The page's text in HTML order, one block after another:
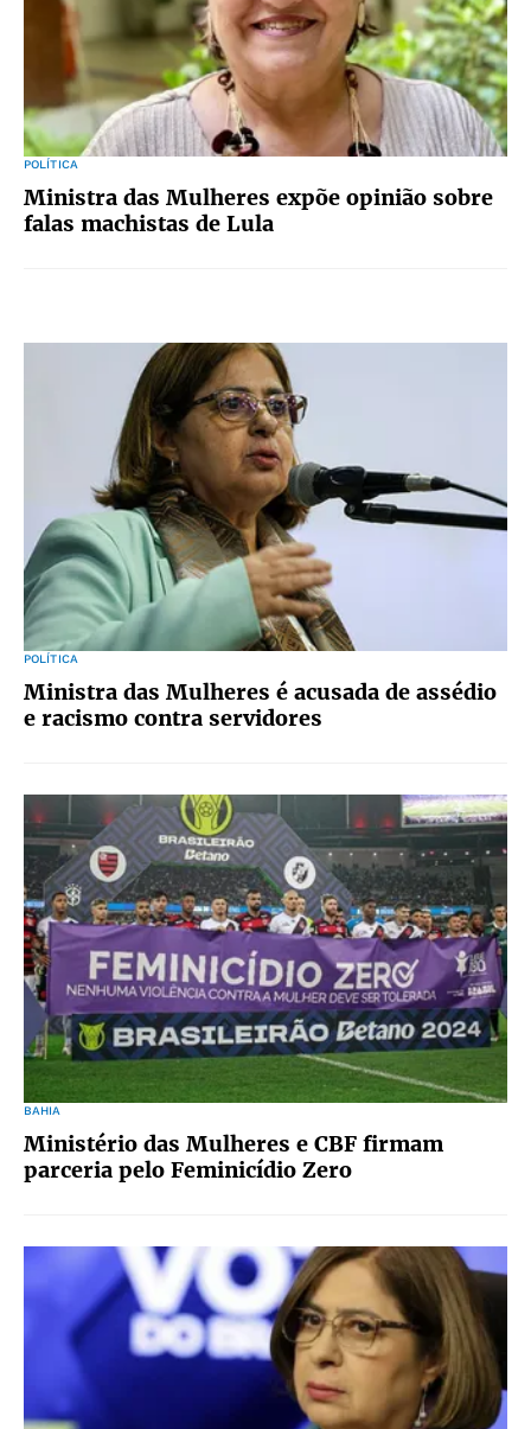
POLÍTICA
Ministra das Mulheres expõe opinião sobre
falas machistas de Lula
POLÍTICA
Ministra das Mulheres é acusada de assédio
e racismo contra servidores
BAHIA
Ministério das Mulheres e CBF firmam
parceria pelo Feminicídio Zero